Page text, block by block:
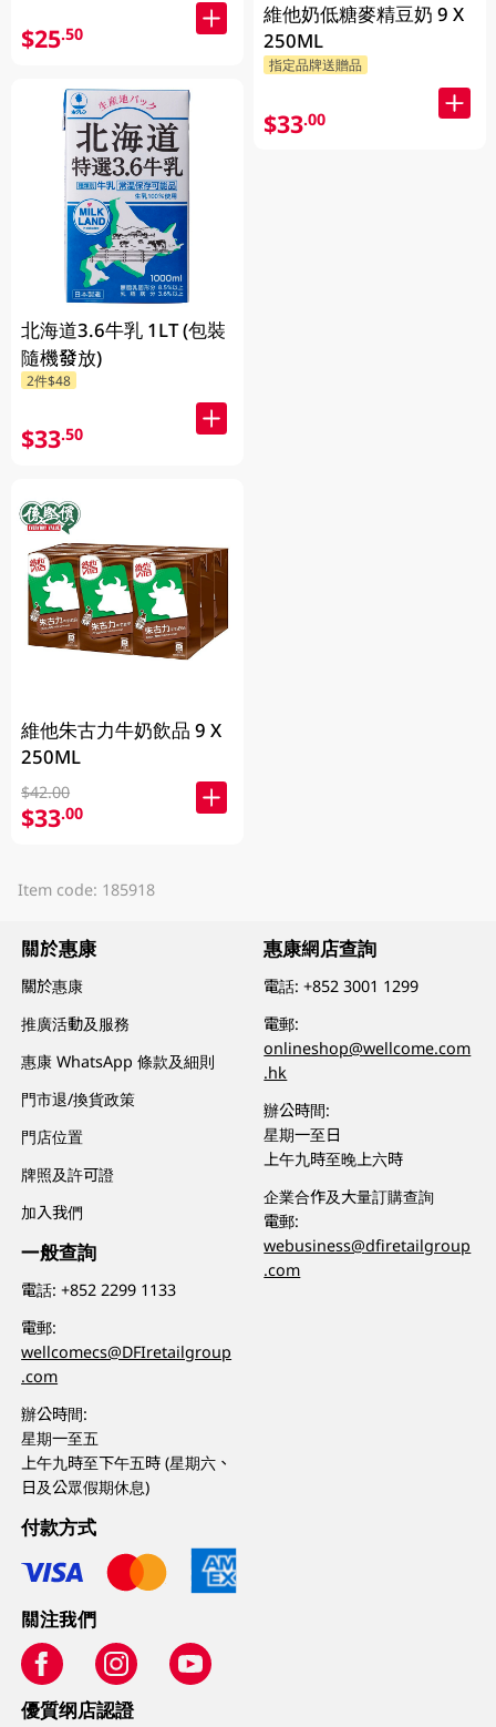
$25.50
北海道3.6牛乳 1LT (包裝
隨機發放)
2件$48
$33.50
維他朱古力牛奶飲品 9 X
250ML
$42.00
$33.00
維他奶低糖麥精豆奶 9 X
250ML
指定品牌送贈品
$33.00
Item code: 185918
關於惠康
關於惠康
推廣活動及服務
惠康 WhatsApp 條款及細則
門市退/換貨政策
門店位置
牌照及許可證
加入我們
一般查詢
電話:+852 2299 1133
電郵:
wellcomecs@DFIretailgroup
.com
辦公時間:
星期一至五
上午九時至下午五時 (星期六、
日及公眾假期休息)
惠康網店查詢
電話:+852 3001 1299
電郵:
onlineshop@wellcome.com
.hk
辦公時間:
星期一至日
上午九時至晚上六時
企業合作及大量訂購查詢
電郵:
webusiness@dfiretailgroup
.com
付款方式
關注我們
優質纲店認證